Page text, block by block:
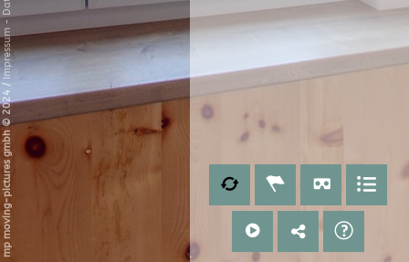
mp moving-pictures gmbh © 2024
/
Impressum
-